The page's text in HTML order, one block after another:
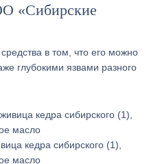
«Сибирские
в том, что его можно
глубокими язвами разного
кедра сибирского (1),
масло